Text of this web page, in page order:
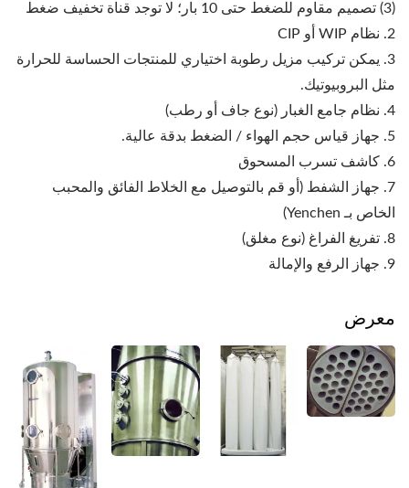
(3) تصميم مقاوم للضغط حتى 10 بار؛ لا توجد قناة تخفيف ضغط
2. نظام WIP أو CIP
3. يمكن تركيب مزيل رطوبة اختياري للمنتجات الحساسة للحرارة
مثل البروبيوتيك.
4. نظام جامع الغبار (نوع جاف أو رطب)
5. جهاز قياس حجم الهواء / الضغط بدقة عالية.
6. كاشف تسرب المسحوق
7. جهاز الشفط (أو قم بالتوصيل مع الخلاط الفائق والمحبب
الخاص بـ Yenchen)
8. تفريغ الفراغ (نوع مغلق)
9. جهاز الرفع والإمالة
معرض